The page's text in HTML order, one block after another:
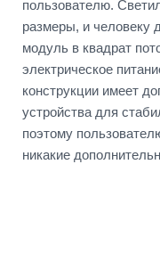
пользователю.
размеры, и человеку
модуль в квадрат
электрическое
конструкции имеет
устройства для
поэтому
никакие